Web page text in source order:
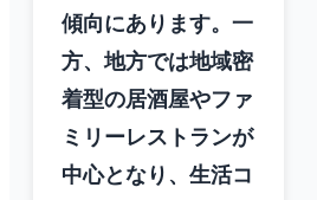
傾向にあります。一
方、地方では地域密
着型の居酒屋やファ
ミリーレストランが
中心となり、生活コ